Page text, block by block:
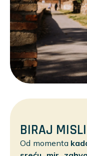
BIRAJ MISLI
Od momenta